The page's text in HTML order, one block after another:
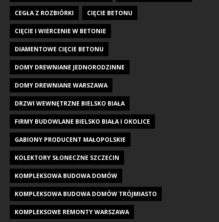
CEGŁA Z ROZBIÓRKI CIĘCIE BETONU
CIĘCIE I WIERCENIE W BETONIE
DIAMENTOWE CIĘCIE BETONU
DOMY DREWNIANE JEDNORODZINNE
DOMY DREWNIANE WARSZAWA
DRZWI WEWNĘTRZNE BIELSKO BIAŁA
FIRMY BUDOWLANE BIELSKO BIAŁA I OKOLICE
GABIONY PRODUCENT MAŁOPOLSKIE
KOLEKTORY SŁONECZNE SZCZECIN
KOMPLEKSOWA BUDOWA DOMÓW
KOMPLEKSOWA BUDOWA DOMÓW TRÓJMIASTO
KOMPLEKSOWE REMONTY WARSZAWA